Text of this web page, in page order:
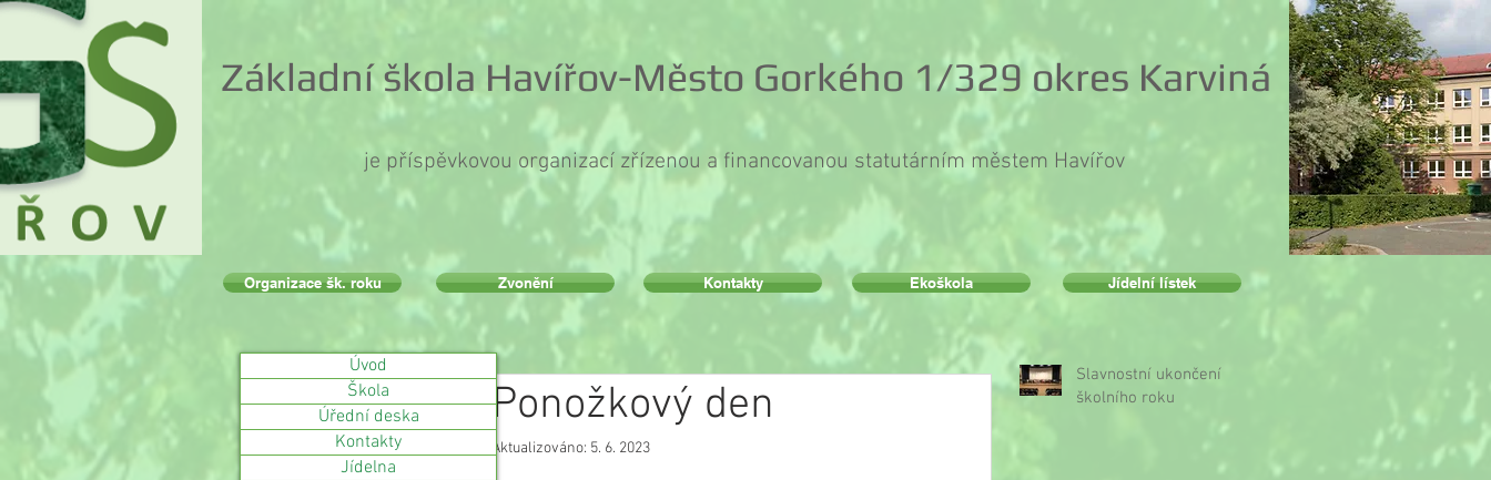
Základní škola Havířov-Město Gorkého 1/329 okres Karviná
je příspěvkovou organizací zřízenou a financovanou statutárním městem Havířov
Ponožkový den
Aktualizováno: 5. 6. 2023
Slavnostní ukončení
školního roku
Organizace šk. roku Zvonění Kontakty Ekoškola Jídelní lístek
Úvod
Škola
Úřední deska
Kontakty
Jídelna